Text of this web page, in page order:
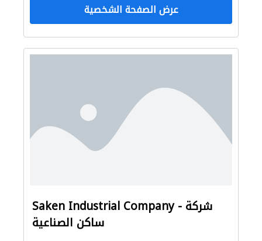
عرض الصفحة الشخصية
Saken Industrial Company - شركة
ساكن الصناعية